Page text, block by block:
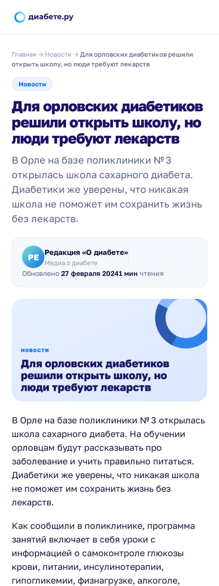
Главная → Новости → Для орловских диабетиков решили
открыть школу, но люди требуют лекарств
Новости
Для орловских диабетиков
решили открыть школу, но
люди требуют лекарств
В Орле на базе поликлиники № 3
открылась школа сахарного диабета.
Диабетики же уверены, что никакая
школа не поможет им сохранить жизнь
без лекарств.
РЕ Редакция «О диабете»
Медиа о диабете
Обновлено 27 февраля 20241 мин чтения
В Орле на базе поликлиники № 3 открылась
школа сахарного диабета. На обучении
орловцам будут рассказывать про
заболевание и учить правильно питаться.
Диабетики же уверены, что никакая школа
не поможет им сохранить жизнь без
лекарств.
Как сообщили в поликлинике, программа
занятий включает в себя уроки с
информацией о самоконтроле глюкозы
крови, питании, инсулинотерапии,
гипогликемии, физнагрузке, алкоголе,